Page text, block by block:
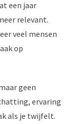
een jaar
relevant.
veel mensen
op
geen
ervaring
als je twijfelt.